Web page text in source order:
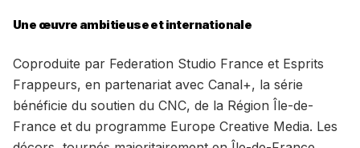
Une œuvre ambitieuse et internationale
Coproduite par Federation Studio France et Esprits
Frappeurs, en partenariat avec Canal+, la série
bénéficie du soutien du CNC, de la Région Île-de-
France et du programme Europe Creative Media. Les